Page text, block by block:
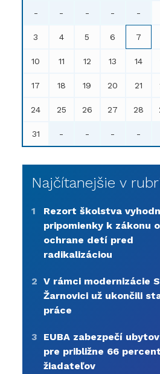
- - - - -
3 4 5 6 7
10 11 12 13 14
17 18 19 20 21
24 25 26 27 28
31 - - - -
Najčítanejšie v
1
Rezort školstva
pripomienky k zákonu o
ochrane detí pred
radikalizáciou
2 V rámci modernizácie
Žarnovici už ukončili
práce
3
EUBA zabezpečí
pre približne 66 percent
žiadateľov